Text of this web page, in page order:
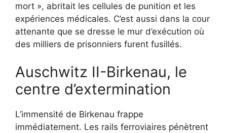
mort », abritait les cellules de punition et les
expériences médicales. C’est aussi dans la cour
attenante que se dresse le mur d’exécution où
des milliers de prisonniers furent fusillés.
Auschwitz II-Birkenau, le
centre d’extermination
L’immensité de Birkenau frappe
immédiatement. Les rails ferroviaires pénètrent